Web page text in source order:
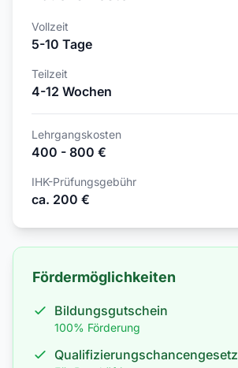
Vollzeit
5-10 Tage
Teilzeit
4-12 Wochen
Lehrgangskosten
400 - 800 €
IHK-Prüfungsgebühr
ca. 200 €
Fördermöglichkeiten
Bildungsgutschein
100% Förderung
Qualifizierungschancengesetz